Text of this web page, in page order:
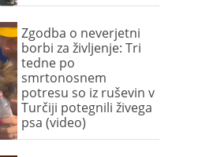
Zgodba o neverjetni
borbi za življenje: Tri
tedne po
smrtonosnem
potresu so iz ruševin v
Turčiji potegnili živega
psa (video)